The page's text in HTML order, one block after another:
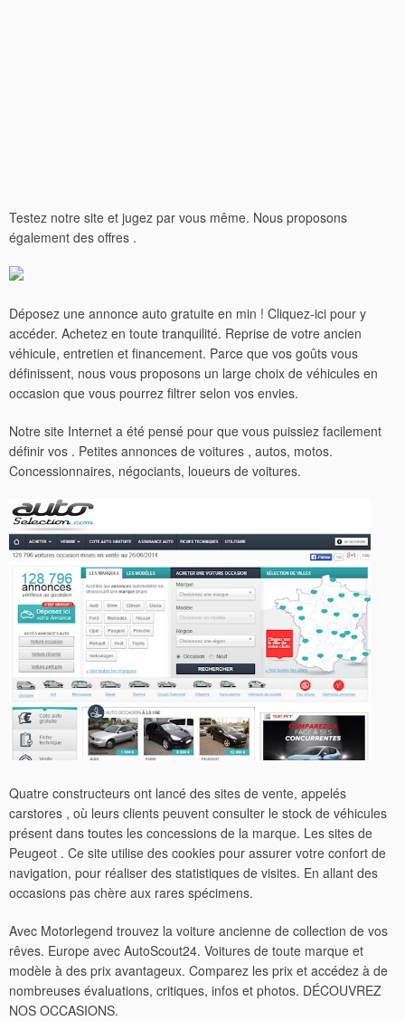
Testez notre site et jugez par vous même. Nous proposons
également des offres .
Déposez une annonce auto gratuite en min ! Cliquez-ici pour y
accéder. Achetez en toute tranquilité. Reprise de votre ancien
véhicule, entretien et financement. Parce que vos goûts vous
définissent, nous vous proposons un large choix de véhicules en
occasion que vous pourrez filtrer selon vos envies.
Notre site Internet a été pensé pour que vous puissiez facilement
définir vos . Petites annonces de voitures , autos, motos.
Concessionnaires, négociants, loueurs de voitures.
Quatre constructeurs ont lancé des sites de vente, appelés
carstores , où leurs clients peuvent consulter le stock de véhicules
présent dans toutes les concessions de la marque. Les sites de
Peugeot . Ce site utilise des cookies pour assurer votre confort de
navigation, pour réaliser des statistiques de visites. En allant des
occasions pas chère aux rares spécimens.
Avec Motorlegend trouvez la voiture ancienne de collection de vos
rêves. Europe avec AutoScout24. Voitures de toute marque et
modèle à des prix avantageux. Comparez les prix et accédez à de
nombreuses évaluations, critiques, infos et photos. DÉCOUVREZ
NOS OCCASIONS.